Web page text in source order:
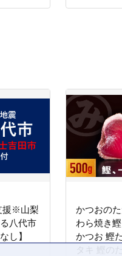
援※山梨
八代市
し】
かつおの
わら焼き
かつお 鰹
タキ 鰹の